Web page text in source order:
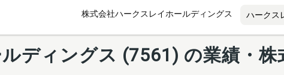
株式会社ハークスレイホールディングス
ディングス (7561) の業績・株